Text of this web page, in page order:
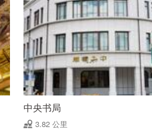
中央书局
3.82 公里